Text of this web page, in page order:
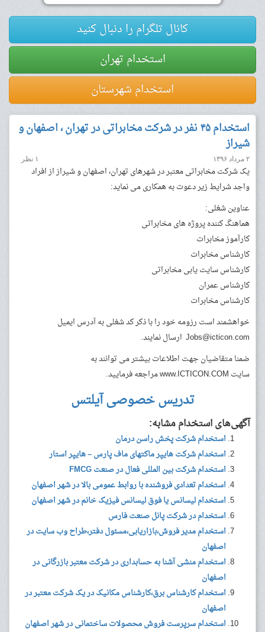
کانال تلگرام را دنبال کنید
استخدام تهران
استخدام شهرستان
استخدام ۴۵ نفر در شرکت مخابراتی در تهران ، اصفهان و
شیراز
۲ مرداد ۱۳۹۶ ۱ نظر
یک شرکت مخابراتی معتبر در شهرهای تهران، اصفهان و شیراز از افراد
واجد شرایط زیر دعوت به همکاری می نماید:
عناوین شغلی:
هماهنگ کننده پروژه های مخابراتی
کارآموز مخابرات
کارشناس مخابرات
کارشناس سایت یابی مخابراتی
کارشناس عمران
کارشناس مخابرات
خواهشمند است رزومه خود را با ذکر کد شغلی به آدرس ایمیل
Jobs@icticon.com ارسال نمایند.
ضمنا متقاضیان جهت اطلاعات بیشتر می توانند به
سایت www.ICTICON.COM مراجعه فرمایید.
تدریس خصوصی آیلتس
آگهی‌های استخدام مشابه:
استخدام شرکت پخش راسن درمان
استخدام شرکت هایپر ماکتهای ماف پارس – هایپر استار
استخدام شرکت بین المللی فعال در صنعت FMCG
استخدام تعدادی فروشنده با روابط عمومی بالا در شهر اصفهان
استخدام لیسانس یا فوق لیسانس فیزیک خانم در شهر اصفهان
استخدام در شرکت پانل صنعت فارس
استخدام مدیر فروش،بازاریابی،مسئول دفتر،طراح وب سایت در
اصفهان
استخدام منشی آشنا به حسابداری در شرکت معتبر بازرگانی در
اصفهان
استخدام کارشناس برق،کارشناس مکانیک در یک شرکت معتبر در
اصفهان
استخدام سرپرست فروش محصولات ساختمانی در شهر اصفهان